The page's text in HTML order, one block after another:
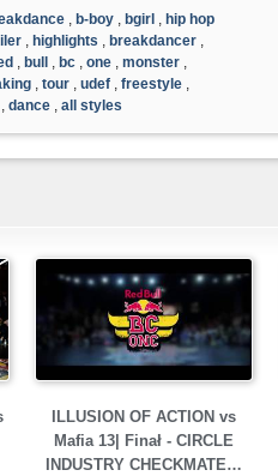
, b-boy , bgirl , hip hop
, highlights , breakdancer ,
, bull , bc , one , monster ,
, tour , udef , freestyle ,
, dance , all styles
ILLUSION OF ACTION vs
Mafia 13| Finał - CIRCLE
INDUSTRY CHECKMATE…